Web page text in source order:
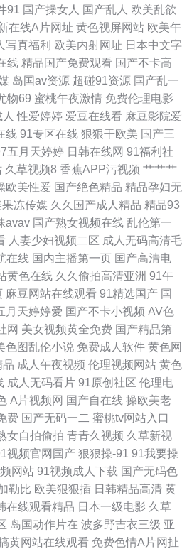
线观看 福利社午夜影院 日韩操屄无码影片
足交欧美毛片 久久只这里有精品 青青草
袜资源 超碰人人操在线 成人午夜剧场网站
免费肏屄 人妖色情社区 色色九一综合 色天
导航 AAA淫网 超碰成人影视 福利精品店
ab 久久精品人人妻
91 国产操女人 国产乱人 欧美乱欲
在线A片网址 黄色视屏网站 欧美午
写真福利 欧美内射网址 日本中文字
线 精品国产免费观看 国产不卡高
岛国av资源 超碰91资源 国产乱一
物69 蜜桃午夜激情 免费伦理电影
性爱婷婷 爱豆在线看 麻豆影院爱
线 91专区在线 狠狠干欧美 国产三
五月天婷婷 日韩在线网 91福利社
久草视频8 香蕉APP污视频 艹艹艹
欧美性爱 国产绝色精品 精品孕妇无
果冻传媒 久久国产成人精品 精品93
avav 国产熟女视频在线 乱伦第一
人妻少妇视频二区 成人无码高清毛
在线 国内主播第一页 国产高清电
黄色在线 久久偷拍高清亚洲 91午
麻豆网站在线观看 91精选国产 国
月天婷婷爱 国产不卡小视频 AV色
网 美女视频黄全免费 国产精品第
色图乱伦小说 免费成人软件 黄色网
品 成人午夜视频 伦理视频网站 黄色
成人无码看片 91原创社区 伦理电
A片视频网 国产自在线 操欧美老
费 国产无码一二 蜜桃tv网站入口
女自拍偷拍 青青久视频 久草新视
视频官网国产 狠狠操-91 91我要操
网站 91视频成人下载 国产无码色
勒比 欧美狠狠插 日韩精品高清 黄
在线观看精品 日本一级电影 久草
岛国动作片在 波多野吉衣三级 亚
黄网站在线观看 免费色情A片网扯